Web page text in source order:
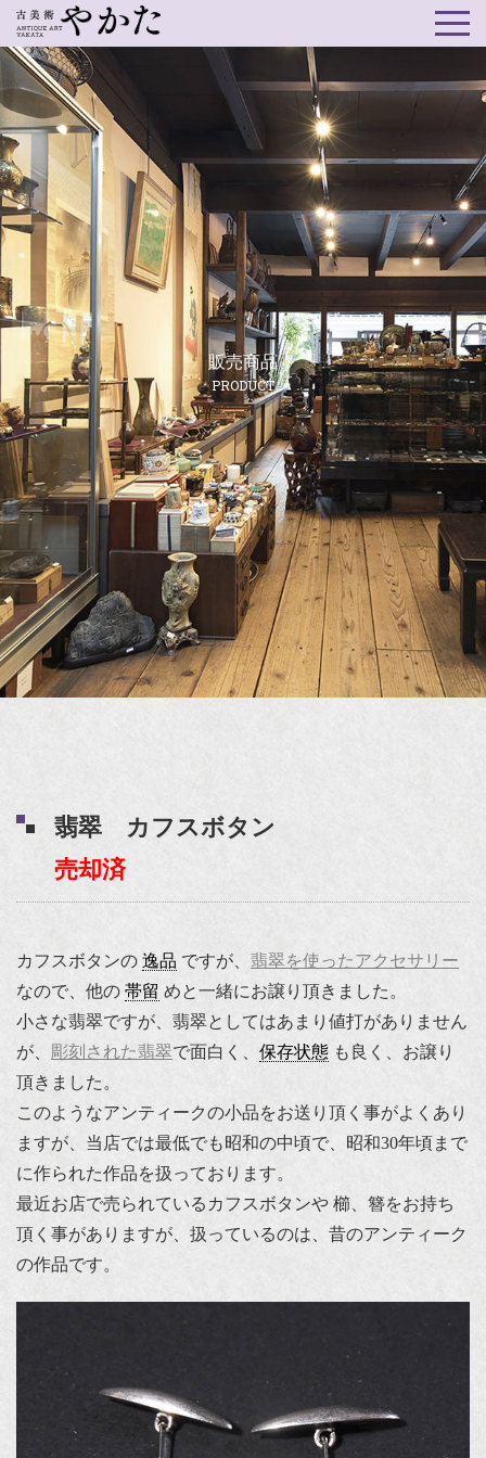
販売商品
PRODUCT
翡翠 カフスボタン
売却済
カフスボタンの 逸品 ですが、 翡翠を使ったアクセサリー
なので、他の 帯留 めと一緒にお譲り頂きました。
小さな翡翠ですが、翡翠としてはあまり値打がありません
が、
彫刻された翡翠で面白く、 保存状態 も良く、お譲り
頂きました。
このようなアンティークの小品をお送り頂く事がよくあり
ますが、当店では最低でも昭和の中頃で、昭和30年頃まで
に作られた作品を扱っております。
最近お店で売られているカフスボタンや 櫛、簪をお持ち
頂く事がありますが、扱っているのは、昔のアンティーク
の作品です。